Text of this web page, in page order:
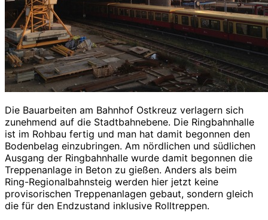
Die Bauarbeiten am Bahnhof Ostkreuz verlagern sich
zunehmend auf die Stadtbahnebene. Die Ringbahnhalle
ist im Rohbau fertig und man hat damit begonnen den
Bodenbelag einzubringen. Am nördlichen und südlichen
Ausgang der Ringbahnhalle wurde damit begonnen die
Treppenanlage in Beton zu gießen. Anders als beim
Ring-Regionalbahnsteig werden hier jetzt keine
provisorischen Treppenanlagen gebaut, sondern gleich
die für den Endzustand inklusive Rolltreppen.